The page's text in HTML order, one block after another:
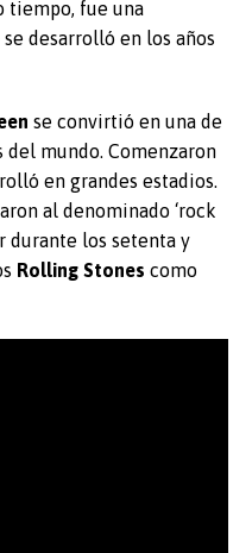
tiempo, fue una
desarrolló en los años
se convirtió en una de
del mundo. Comenzaron
en grandes estadios.
al denominado ‘rock
durante los setenta y
Rolling Stones como